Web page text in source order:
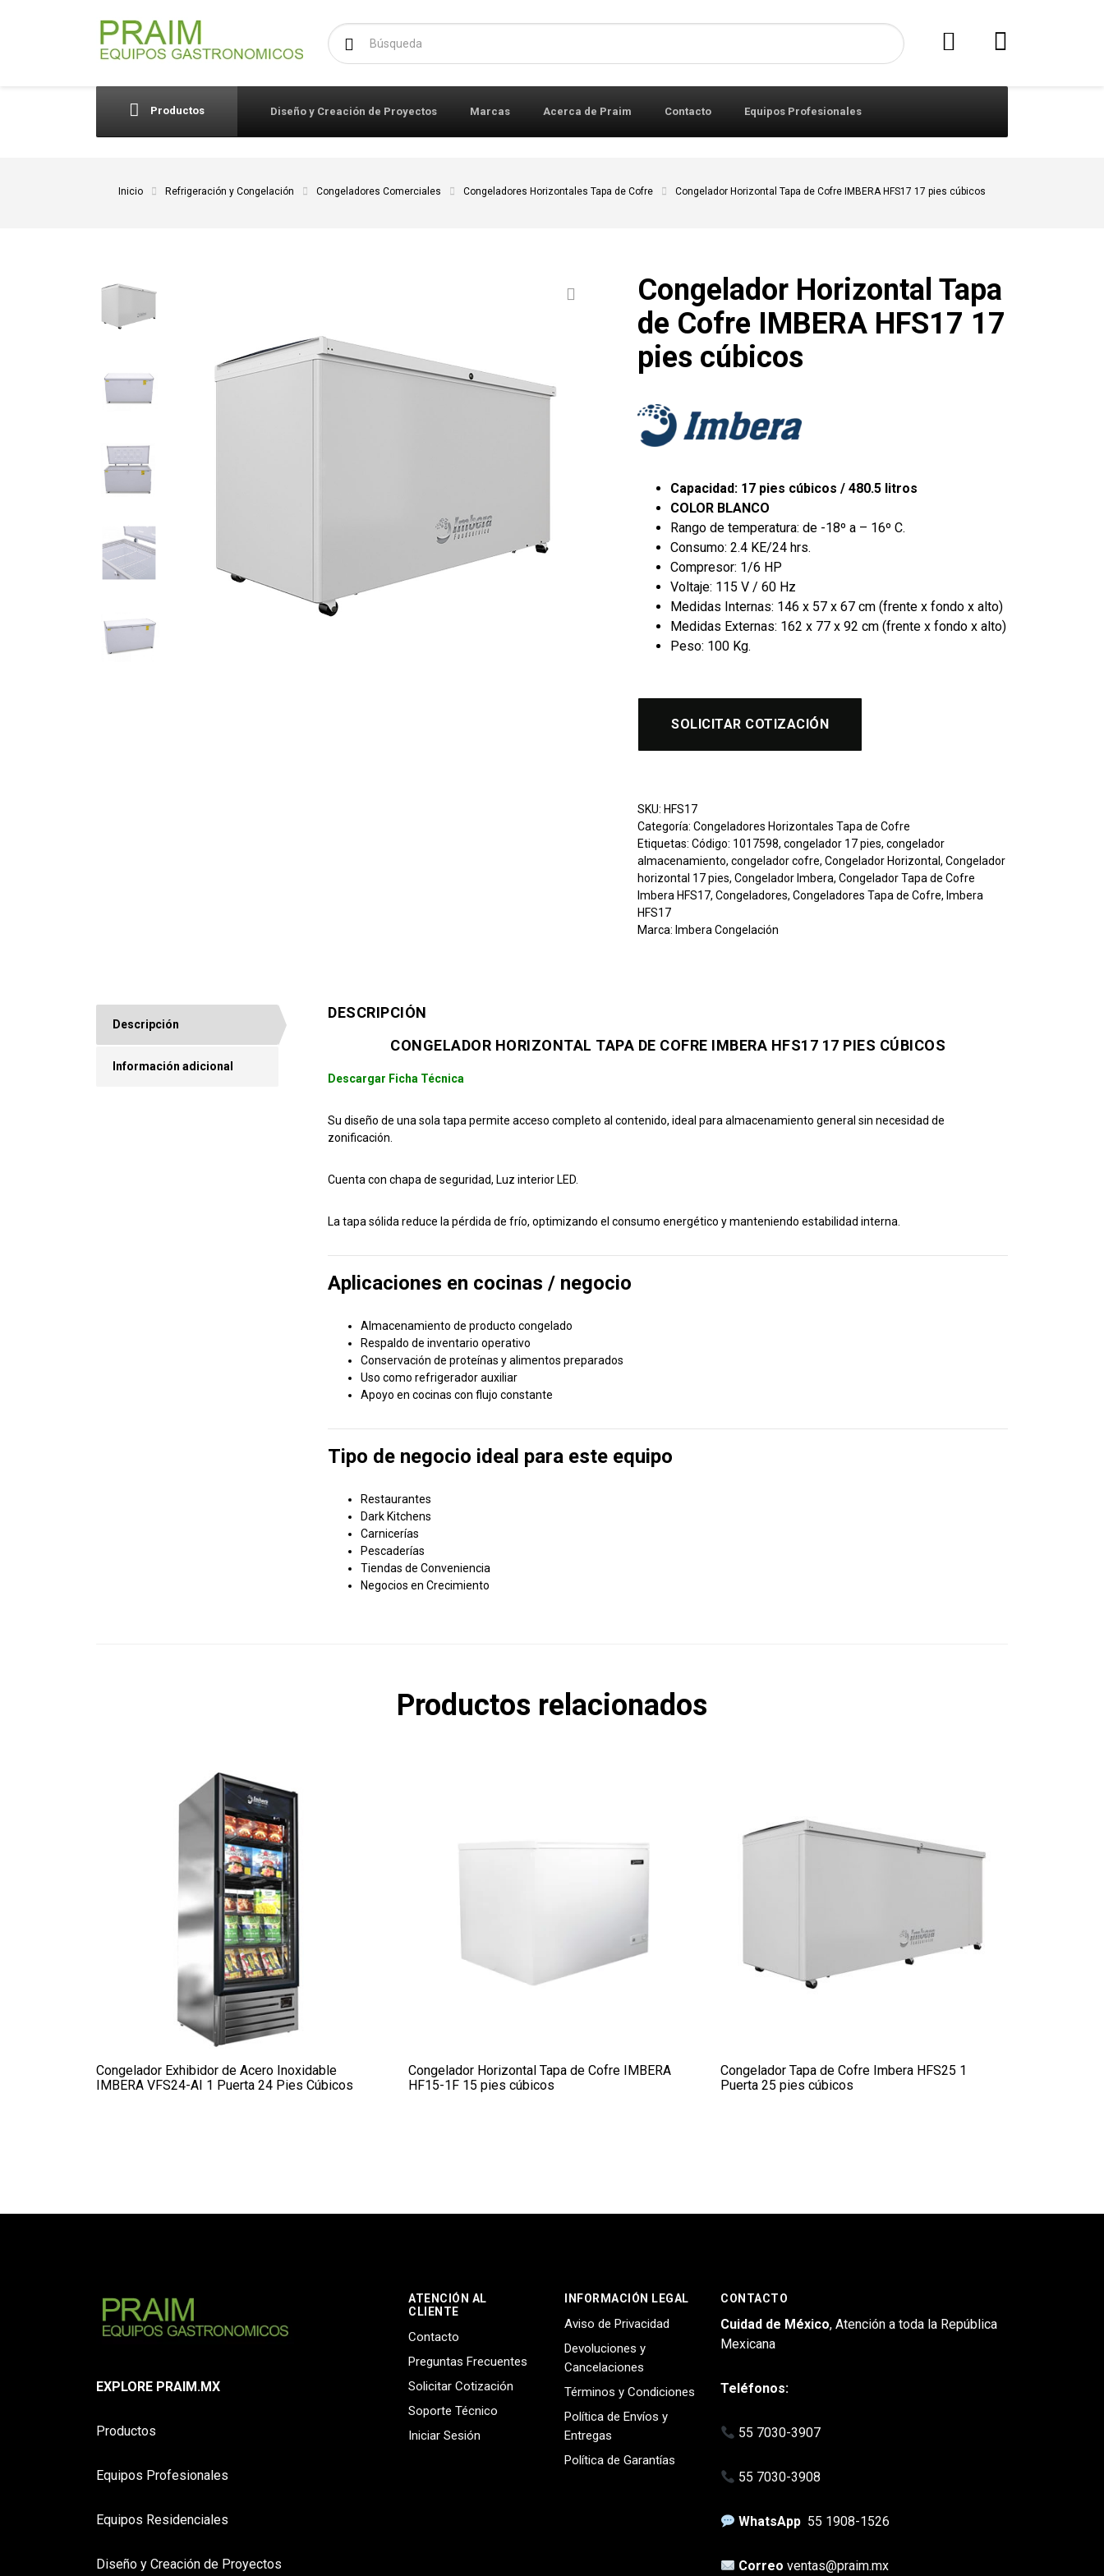
Buscar:
Productos Diseño y Creación de Proyectos Marcas Acerca de Praim Contacto Equipos Profesionales
Inicio Refrigeración y Congelación Congeladores Comerciales Congeladores Horizontales Tapa de Cofre Congelador Horizontal Tapa de Cofre IMBERA HFS17 17 pies cúbicos
Congelador Horizontal Tapa
de Cofre IMBERA HFS17 17
pies cúbicos
Capacidad: 17 pies cúbicos / 480.5 litros
COLOR BLANCO
Rango de temperatura: de -18º a – 16º C.
Consumo: 2.4 KE/24 hrs.
Compresor: 1/6 HP
Voltaje: 115 V / 60 Hz
Medidas Internas: 146 x 57 x 67 cm (frente x fondo x alto)
Medidas Externas: 162 x 77 x 92 cm (frente x fondo x alto)
Peso: 100 Kg.
SOLICITAR COTIZACIÓN
SKU: HFS17
Categoría:Congeladores Horizontales Tapa de Cofre
Etiquetas:Código: 1017598,congelador 17 pies,congelador
almacenamiento,congelador cofre,Congelador Horizontal,Congelador
horizontal 17 pies,Congelador Imbera,Congelador Tapa de Cofre
Imbera HFS17,Congeladores,Congeladores Tapa de Cofre, Imbera
HFS17
Marca: Imbera Congelación
Descripción
Información adicional
DESCRIPCIÓN
CONGELADOR HORIZONTAL TAPA DE COFRE IMBERA HFS17 17 PIES CÚBICOS
Descargar Ficha Técnica
Su diseño de una sola tapa permite acceso completo al contenido, ideal para almacenamiento general sin necesidad de
zonificación.
Cuenta con chapa de seguridad, Luz interior LED.
La tapa sólida reduce la pérdida de frío, optimizando el consumo energético y manteniendo estabilidad interna.
Aplicaciones en cocinas / negocio
Almacenamiento de producto congelado
Respaldo de inventario operativo
Conservación de proteínas y alimentos preparados
Uso como refrigerador auxiliar
Apoyo en cocinas con flujo constante
Tipo de negocio ideal para este equipo
Restaurantes
Dark Kitchens
Carnicerías
Pescaderías
Tiendas de Conveniencia
Negocios en Crecimiento
Productos relacionados
Congelador Exhibidor de Acero Inoxidable
IMBERA VFS24-AI 1 Puerta 24 Pies Cúbicos
Congelador Horizontal Tapa de Cofre IMBERA
HF15-1F 15 pies cúbicos
Congelador Tapa de Cofre Imbera HFS25 1
Puerta 25 pies cúbicos
EXPLORE PRAIM.MX
Productos
Equipos Profesionales
Equipos Residenciales
Diseño y Creación de Proyectos
ATENCIÓN AL
CLIENTE
Contacto
Preguntas Frecuentes
Solicitar Cotización
Soporte Técnico
Iniciar Sesión
INFORMACIÓN LEGAL
Aviso de Privacidad
Devoluciones y
Cancelaciones
Términos y Condiciones
Política de Envíos y
Entregas
Política de Garantías
CONTACTO
Cuidad de México, Atención a toda la República
Mexicana
Teléfonos:
55 7030-3907
55 7030-3908
WhatsApp 55 1908-1526
Correoventas@praim.mx